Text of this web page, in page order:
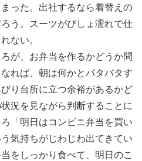
った。出社するなら着替えの
う。スーツがびしょ濡れで仕
ない。
が、お弁当を作るかどうか問
れば、朝は何かとバタバタす
り台所に立つ余裕があるかど
況を見ながら判断することに
「明日はコンビニ弁当を買い
気持ちがじわじわ出てきてい
をしっかり食べて、明日のこ